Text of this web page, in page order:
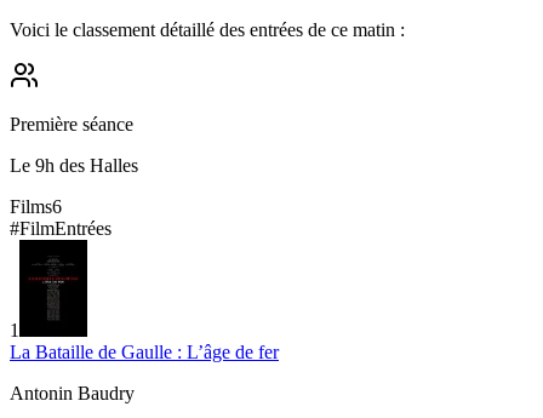
Voici le classement détaillé des entrées de ce matin :
Première séance
Le 9h des Halles
Films6
#FilmEntrées
1
La Bataille de Gaulle : L’âge de fer
Antonin Baudry